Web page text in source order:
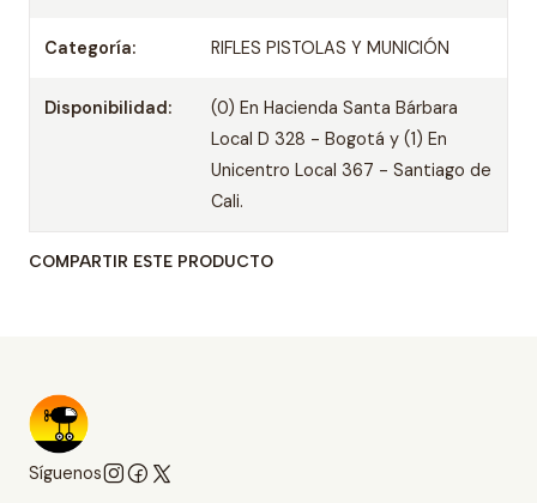
Categoría: RIFLES PISTOLAS Y MUNICIÓN
Disponibilidad:
(0) En Hacienda Santa Bárbara
Local D 328 - Bogotá y (1) En
Unicentro Local 367 - Santiago de
Cali.
COMPARTIR ESTE PRODUCTO
Síguenos